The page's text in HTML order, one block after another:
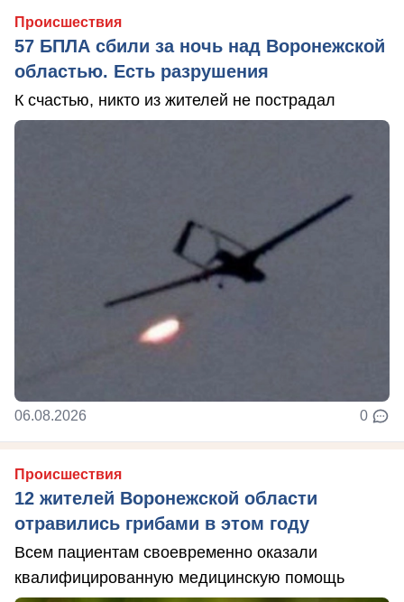
Происшествия
57 БПЛА сбили за ночь над Воронежской
областью. Есть разрушения
К счастью, никто из жителей не пострадал
06.08.2026 0
Происшествия
12 жителей Воронежской области
отравились грибами в этом году
Всем пациентам своевременно оказали
квалифицированную медицинскую помощь